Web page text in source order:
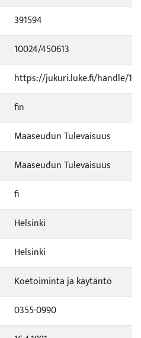
391594
10024/450613
https://jukuri.luke.fi/handle/
fin
Maaseudun Tulevaisuus
Maaseudun Tulevaisuus
fi
Helsinki
Helsinki
Koetoiminta ja käytäntö
0355-0990